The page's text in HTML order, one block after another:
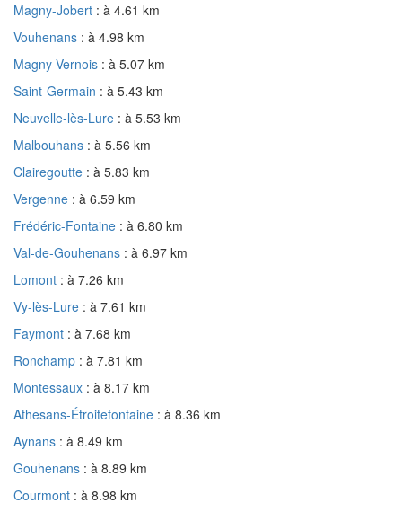
Magny-Jobert : à 4.61 km
Vouhenans : à 4.98 km
Magny-Vernois : à 5.07 km
Saint-Germain : à 5.43 km
Neuvelle-lès-Lure : à 5.53 km
Malbouhans : à 5.56 km
Clairegoutte : à 5.83 km
Vergenne : à 6.59 km
Frédéric-Fontaine : à 6.80 km
Val-de-Gouhenans : à 6.97 km
Lomont : à 7.26 km
Vy-lès-Lure : à 7.61 km
Faymont : à 7.68 km
Ronchamp : à 7.81 km
Montessaux : à 8.17 km
Athesans-Étroitefontaine : à 8.36 km
Aynans : à 8.49 km
Gouhenans : à 8.89 km
Courmont : à 8.98 km